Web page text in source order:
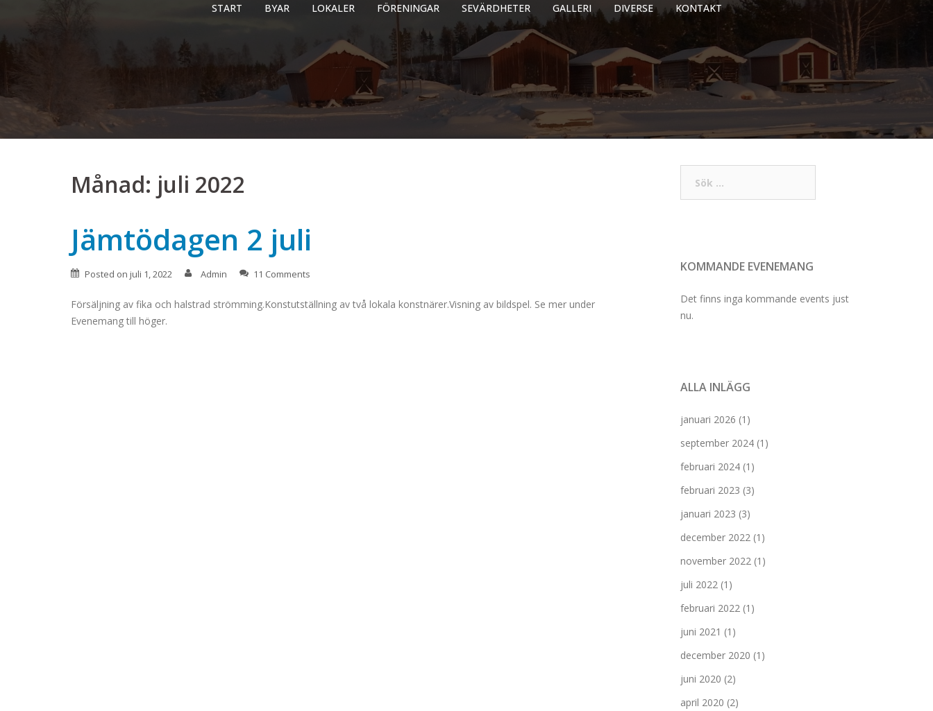
content
START BYAR LOKALER FÖRENINGAR SEVÄRDHETER GALLERI DIVERSE KONTAKT
Månad: juli 2022
Jämtödagen 2 juli
Posted on juli 1, 2022 Admin 11 Comments
Försäljning av fika och halstrad strömming.Konstutställning av två lokala konstnärer.Visning av bildspel. Se mer under
Evenemang till höger.
efter:
KOMMANDE EVENEMANG
Det finns inga kommande events just
nu.
ALLA INLÄGG
januari 2026 (1)
september 2024(1)
februari 2024(1)
februari 2023 (3)
januari 2023 (3)
december 2022(1)
november 2022(1)
juli 2022(1)
februari 2022(1)
juni 2021 (1)
december 2020 (1)
juni 2020 (2)
april 2020 (2)